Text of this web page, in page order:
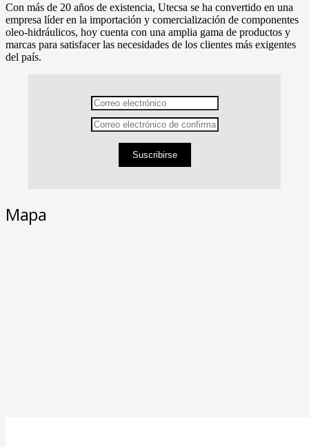
Con más de 20 años de existencia, Utecsa se ha convertido en una
empresa líder en la importación y comercialización de componentes
oleo-hidráulicos, hoy cuenta con una amplia gama de productos y
marcas para satisfacer las necesidades de los clientes más exigentes
del país.
Suscribirse
Mapa